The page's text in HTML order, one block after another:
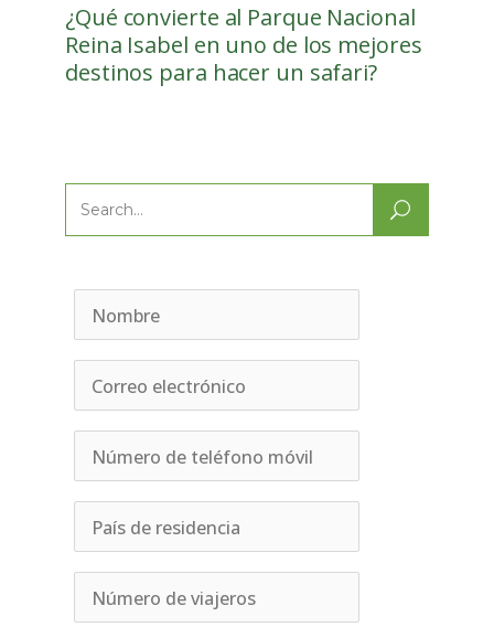
¿Qué convierte al Parque Nacional
Reina Isabel en uno de los mejores
destinos para hacer un safari?
Search